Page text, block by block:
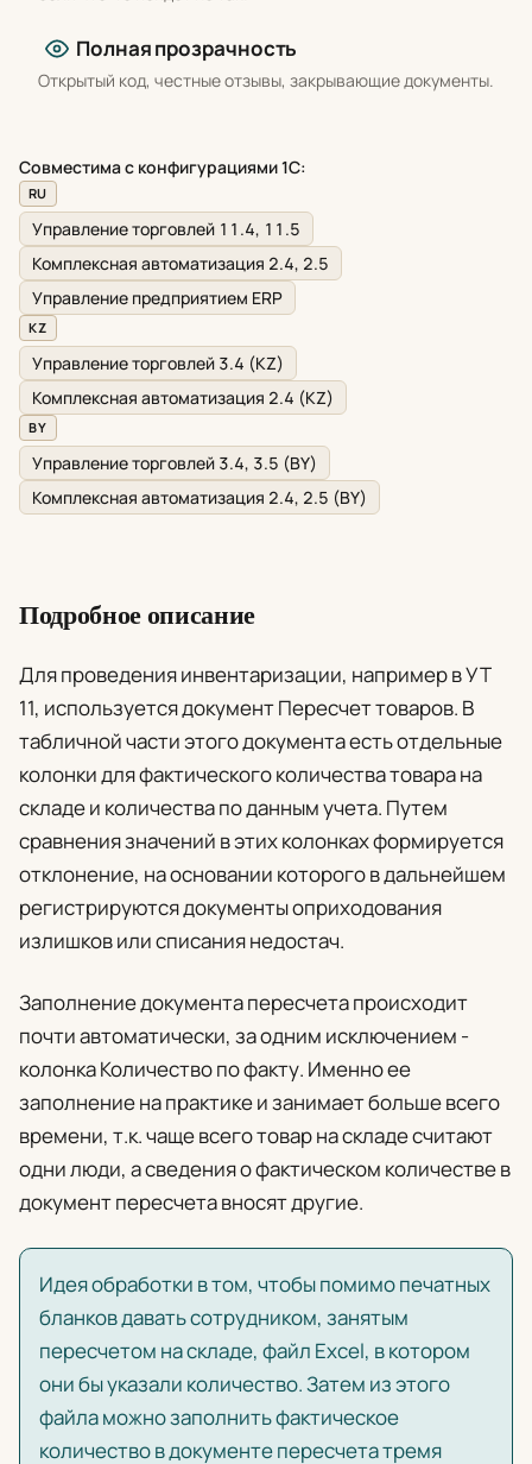
Полная прозрачность
Открытый код, честные отзывы, закрывающие документы.
Совместима с конфигурациями 1С:
RU
Управление торговлей 11.4, 11.5
Комплексная автоматизация 2.4, 2.5
Управление предприятием ERP
KZ
Управление торговлей 3.4 (KZ)
Комплексная автоматизация 2.4 (KZ)
BY
Управление торговлей 3.4, 3.5 (BY)
Комплексная автоматизация 2.4, 2.5 (BY)
Подробное описание
Для проведения инвентаризации, например в УТ
11, используется документПересчет товаров. В
табличной части этого документа есть отдельные
колонки для фактического количества товара на
складе и количества по данным учета. Путем
сравнения значений в этих колонках формируется
отклонение, на основании которого в дальнейшем
регистрируются документы оприходования
излишков или списания недостач.
Заполнение документа пересчета происходит
почти автоматически, за одним исключением -
колонкаКоличество по факту. Именно ее
заполнение на практике и занимает больше всего
времени, т.к. чаще всего товар на складе считают
одни люди, а сведения о фактическом количестве в
документ пересчета вносят другие.
Идея обработки в том, чтобы помимо печатных
бланков давать сотрудником, занятым
пересчетом на складе, файл Excel, в котором
они бы указали количество. Затем из этого
файла можно заполнить фактическое
количество в документе пересчета тремя